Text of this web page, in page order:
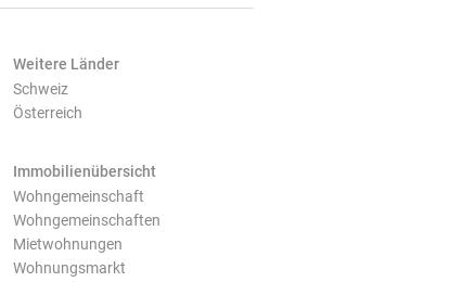
Weitere Länder
Schweiz
Österreich
Immobilienübersicht
Wohngemeinschaft
Wohngemeinschaften
Mietwohnungen
Wohnungsmarkt